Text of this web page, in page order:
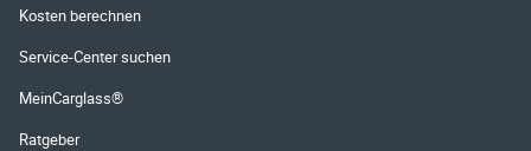
Kosten berechnen
Service-Center suchen
MeinCarglass®
Ratgeber